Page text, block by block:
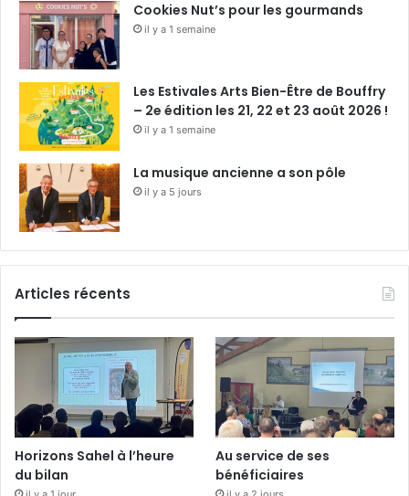
Cookies Nut’s pour les gourmands
il y a 1 semaine
Les Estivales Arts Bien-Être de Bouffry
– 2e édition les 21, 22 et 23 août 2026 !
il y a 1 semaine
La musique ancienne a son pôle
il y a 5 jours
Articles récents
Horizons Sahel à l’heure
du bilan
Au service de ses
bénéficiaires